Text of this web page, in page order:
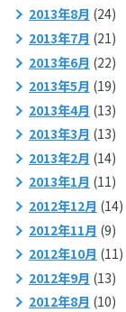
2013年8月 (24)
2013年7月 (21)
2013年6月 (22)
2013年5月 (19)
2013年4月 (13)
2013年3月 (13)
2013年2月 (14)
2013年1月 (11)
2012年12月 (14)
2012年11月 (9)
2012年10月 (11)
2012年9月 (13)
2012年8月 (10)